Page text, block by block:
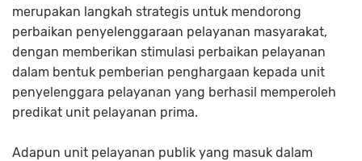
merupakan langkah strategis untuk mendorong
perbaikan penyelenggaraan pelayanan masyarakat,
dengan memberikan stimulasi perbaikan pelayanan
dalam bentuk pemberian penghargaan kepada unit
penyelenggara pelayanan yang berhasil memperoleh
predikat unit pelayanan prima.
Adapun unit pelayanan publik yang masuk dalam